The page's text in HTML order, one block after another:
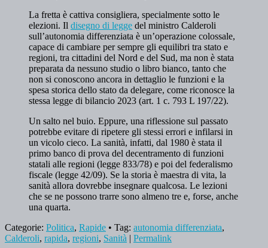
La fretta è cattiva consigliera, specialmente sotto le
elezioni. Il disegno di legge del ministro Calderoli
sull’autonomia differenziata è un’operazione colossale,
capace di cambiare per sempre gli equilibri tra stato e
regioni, tra cittadini del Nord e del Sud, ma non è stata
preparata da nessuno studio o libro bianco, tanto che
non si conoscono ancora in dettaglio le funzioni e la
spesa storica dello stato da delegare, come riconosce la
stessa legge di bilancio 2023 (art. 1 c. 793 L 197/22).
Un salto nel buio. Eppure, una riflessione sul passato
potrebbe evitare di ripetere gli stessi errori e infilarsi in
un vicolo cieco. La sanità, infatti, dal 1980 è stata il
primo banco di prova del decentramento di funzioni
statali alle regioni (legge 833/78) e poi del federalismo
fiscale (legge 42/09). Se la storia è maestra di vita, la
sanità allora dovrebbe insegnare qualcosa. Le lezioni
che se ne possono trarre sono almeno tre e, forse, anche
una quarta.
Categorie: Politica, Rapide • Tag: autonomia differenziata,
Calderoli, rapida, regioni, Sanità | Permalink